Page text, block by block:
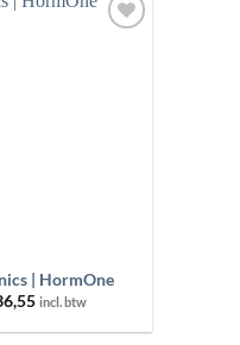
| HormOne
incl. btw